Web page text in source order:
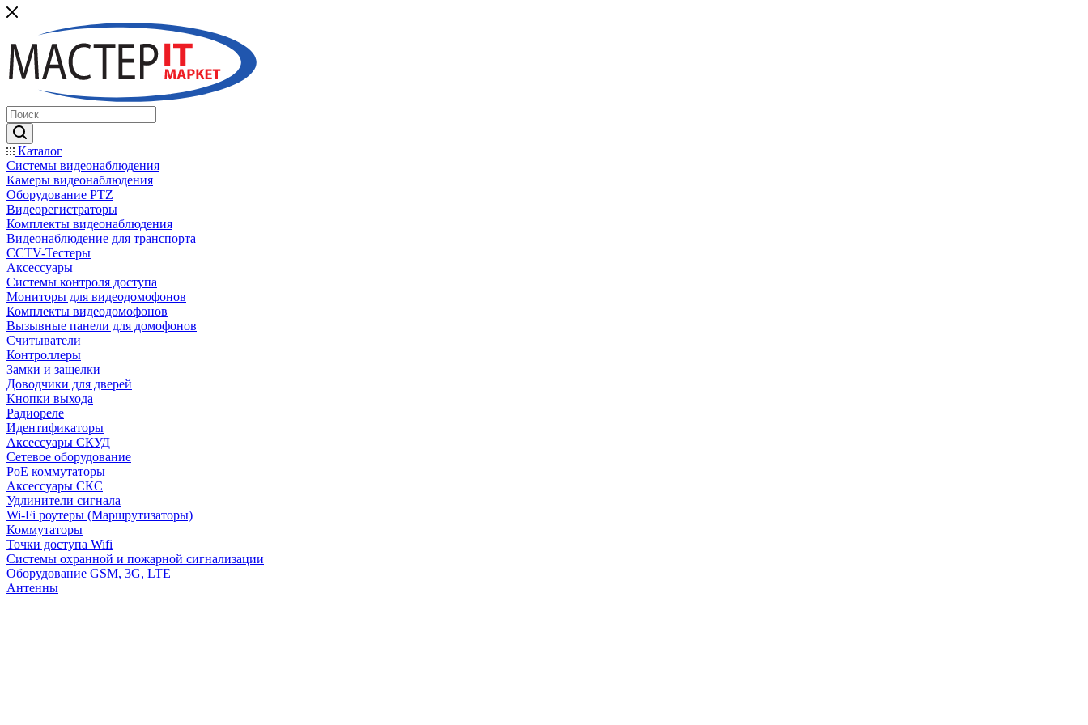
Каталог
Системы видеонаблюдения
Камеры видеонаблюдения
Оборудование PTZ
Видеорегистраторы
Комплекты видеонаблюдения
Видеонаблюдение для транспорта
CCTV-Тестеры
Аксессуары
Системы контроля доступа
Мониторы для видеодомофонов
Комплекты видеодомофонов
Вызывные панели для домофонов
Считыватели
Контроллеры
Замки и защелки
Доводчики для дверей
Кнопки выхода
Радиореле
Идентификаторы
Аксессуары СКУД
Сетевое оборудование
PoE коммутаторы
Аксессуары СКС
Удлинители сигнала
Wi-Fi роутеры (Маршрутизаторы)
Коммутаторы
Точки доступа Wifi
Системы охранной и пожарной сигнализации
Оборудование GSM, 3G, LTE
Антенны